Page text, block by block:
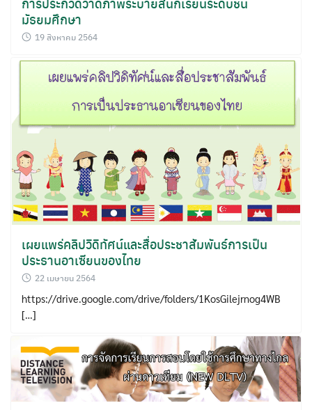
Search
มัธยมศึกษา
19 สิงหาคม 2564
เผยแพร่คลิปวิดิทัศน์และสื่อประชาสัมพันธ์การเป็น
ประธานอาเซียนของไทย
22 เมษายน 2564
https://drive.google.com/drive/folders/1KosGilejrnog4WB
[…]